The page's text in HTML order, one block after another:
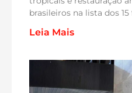
brasileiros na lista dos
Leia Mais